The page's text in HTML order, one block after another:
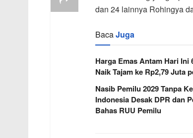
dan 24 lainnya Rohingya
BacaJuga
Harga Emas Antam Hari Ini
Naik Tajam ke Rp2,79 Juta
Nasib Pemilu 2029 Tanpa
Indonesia Desak DPR dan
Bahas RUU Pemilu